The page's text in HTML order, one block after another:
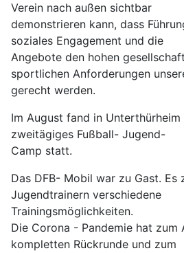
Verein nach außen sichtbar
demonstrieren kann, dass
soziales Engagement und die
Angebote den hohen
sportlichen Anforderungen
gerecht werden.
Im August fand in
zweitägiges Fußball- Jugend-
Camp statt.
Das DFB- Mobil war zu Gast. Es
Jugendtrainern verschiedene
Trainingsmöglichkeiten.
Die Corona - Pandemie hat zum
kompletten Rückrunde und zum